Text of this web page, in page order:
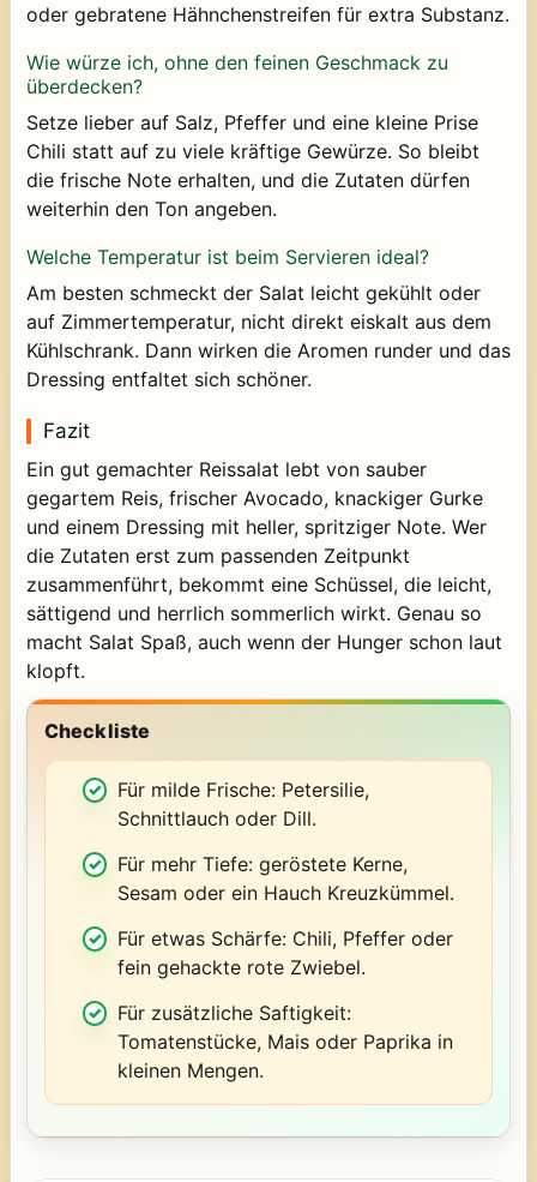
oder gebratene Hähnchenstreifen für extra Substanz.
Wie würze ich, ohne den feinen Geschmack zu
überdecken?
Setze lieber auf Salz, Pfeffer und eine kleine Prise
Chili statt auf zu viele kräftige Gewürze. So bleibt
die frische Note erhalten, und die Zutaten dürfen
weiterhin den Ton angeben.
Welche Temperatur ist beim Servieren ideal?
Am besten schmeckt der Salat leicht gekühlt oder
auf Zimmertemperatur, nicht direkt eiskalt aus dem
Kühlschrank. Dann wirken die Aromen runder und das
Dressing entfaltet sich schöner.
Fazit
Ein gut gemachter Reissalat lebt von sauber
gegartem Reis, frischer Avocado, knackiger Gurke
und einem Dressing mit heller, spritziger Note. Wer
die Zutaten erst zum passenden Zeitpunkt
zusammenführt, bekommt eine Schüssel, die leicht,
sättigend und herrlich sommerlich wirkt. Genau so
macht Salat Spaß, auch wenn der Hunger schon laut
klopft.
Checkliste
Für milde Frische: Petersilie,
Schnittlauch oder Dill.
Für mehr Tiefe: geröstete Kerne,
Sesam oder ein Hauch Kreuzkümmel.
Für etwas Schärfe: Chili, Pfeffer oder
fein gehackte rote Zwiebel.
Für zusätzliche Saftigkeit:
Tomatenstücke, Mais oder Paprika in
kleinen Mengen.